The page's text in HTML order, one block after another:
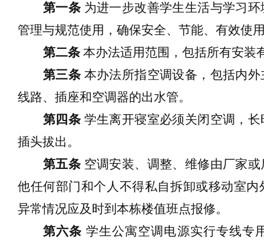
第一条 为进一步改善学生生活与学习
管理与规范使用 ，确保安全、 节能、有效使
第二条 本办法适用范围，包括所有安装
第三条 本办法所指空调设备，包括内外
线路、插座和空调器的出水管。
第四条 学生离开寝室必须关闭空调，
插头拔出。
第五条 空调安装、调整、维修由厂家或
他任何部门和个人不得私自拆卸或移动室内
异常情况应及时到 本栋楼值班点报修。
第六条 学生公寓空调电源实行专线专